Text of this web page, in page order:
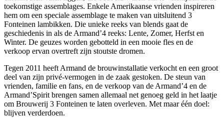
toekomstige assemblages. Enkele Amerikaanse vrienden inspireren
hem om een speciale assemblage te maken van uitsluitend 3
Fonteinen lambikken. Die unieke reeks van blends gaat de
geschiedenis in als de Armand’4 reeks: Lente, Zomer, Herfst en
Winter. De geuzes worden gebotteld in een mooie fles en de
verkoop ervan overtreft zijn stoutste dromen.
Tegen 2011 heeft Armand de brouwinstallatie verkocht en een groot
deel van zijn privé-vermogen in de zaak gestoken. De steun van
vrienden, familie en fans, en de verkoop van de Armand’4 en de
Armand’Spirit brengen samen allemaal net genoeg geld in het laatje
om Brouwerij 3 Fonteinen te laten overleven. Met maar één doel:
blijven verderdoen.